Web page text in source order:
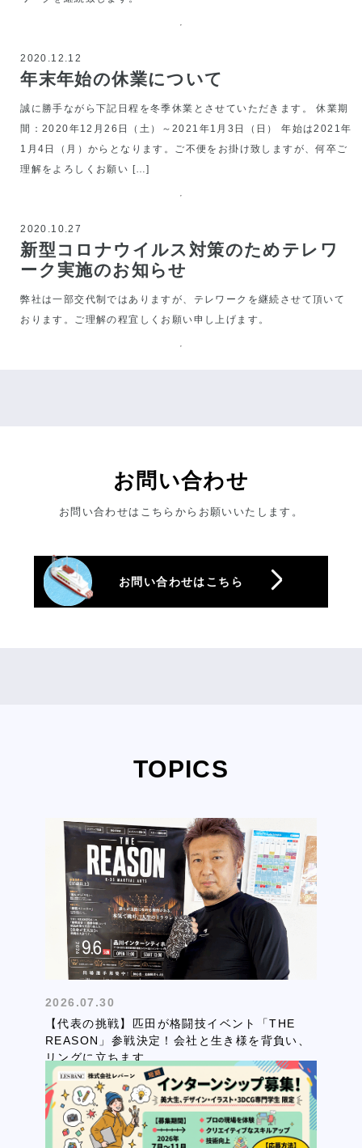
2020.12.12
年末年始の休業について
誠に勝手ながら下記日程を冬季休業とさせていただきます。 休業期
間：2020年12月26日（土）～2021年1月3日（日） 年始は2021年
1月4日（月）からとなります。ご不便をお掛け致しますが、何卒ご
理解をよろしくお願い […]
2020.10.27
新型コロナウイルス対策のためテレワ
ーク実施のお知らせ
弊社は一部交代制ではありますが、テレワークを継続させて頂いて
おります。ご理解の程宜しくお願い申し上げます。
お問い合わせ
お問い合わせはこちらからお願いいたします。
お問い合わせはこちら
TOPICS
2026.07.30
【代表の挑戦】匹田が格闘技イベント「THE
REASON」参戦決定！会社と生き様を背負い、
リングに立ちます